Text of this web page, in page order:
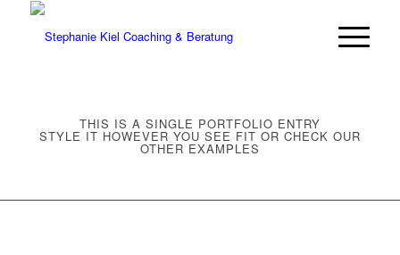
THIS IS A SINGLE PORTFOLIO ENTRY
STYLE IT HOWEVER YOU SEE FIT OR CHECK OUR
OTHER EXAMPLES